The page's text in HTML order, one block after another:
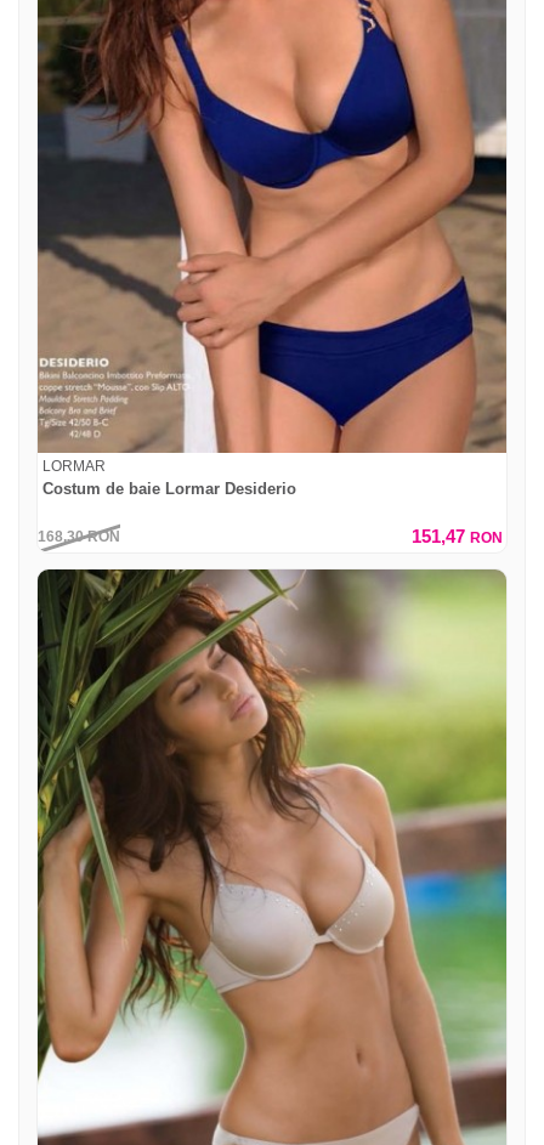
LORMAR
Costum de baie Lormar Desiderio
168,30RON 151,47 RON